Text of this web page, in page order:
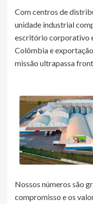
Com centros de
unidade industrial
escritório corporativo
Colômbia e
missão ultrapassa
Nossos números são
compromisso e os